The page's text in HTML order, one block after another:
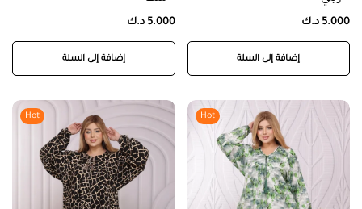
5.000 د.ك
إضافة إلى السلة
5.000 د.ك
إضافة إلى السلة
Hot
Hot